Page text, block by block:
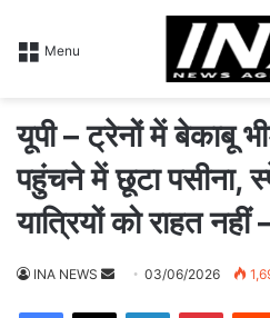
Menu
यूपी – ट्रेनों में बेकाबू
पहुंचने में छूटा पसीना,
यात्रियों को राहत
INA NEWS 03/06/2026